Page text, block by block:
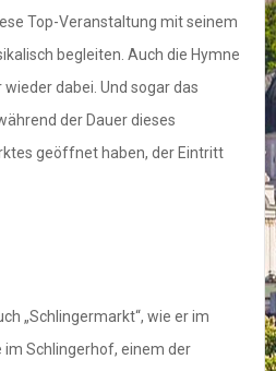
Top-Veranstaltung mit seinem
begleiten. Auch die Hymne
dabei. Und sogar das
der Dauer dieses
geöffnet haben, der Eintritt
„Schlingermarkt“, wie er im
im Schlingerhof, einem der